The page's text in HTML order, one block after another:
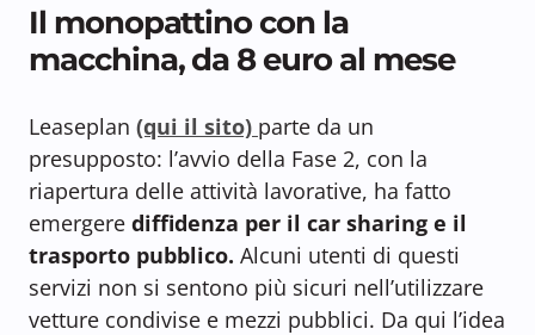
Il monopattino con la
macchina, da 8 euro al mese
Leaseplan (qui il sito) parte da un
presupposto: l’avvio della Fase 2, con la
riapertura delle attività lavorative, ha fatto
emergere diffidenza per il car sharing e il
trasporto pubblico. Alcuni utenti di questi
servizi non si sentono più sicuri nell’utilizzare
vetture condivise e mezzi pubblici. Da qui l’idea